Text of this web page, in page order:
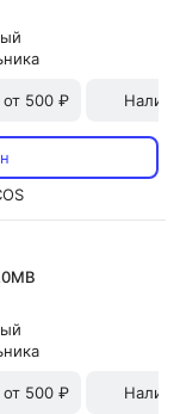
от 500 ₽
от 500 ₽